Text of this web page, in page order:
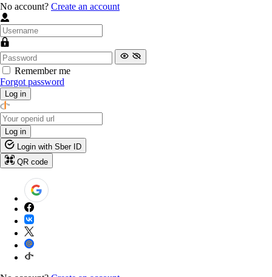
No account? Create an account
Remember me
Forgot password
Log in
Log in
Login with Sber ID
QR code